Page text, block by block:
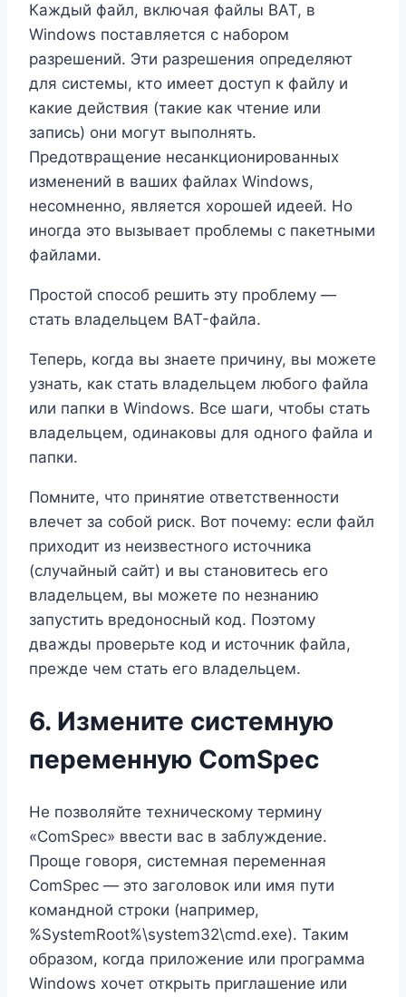
Каждый файл, включая файлы BAT, в
Windows поставляется с набором
разрешений. Эти разрешения определяют
для системы, кто имеет доступ к файлу и
какие действия (такие как чтение или
запись) они могут выполнять.
Предотвращение несанкционированных
изменений в ваших файлах Windows,
несомненно, является хорошей идеей. Но
иногда это вызывает проблемы с пакетными
файлами.
Простой способ решить эту проблему —
стать владельцем BAT-файла.
Теперь, когда вы знаете причину, вы можете
узнать, как стать владельцем любого файла
или папки в Windows. Все шаги, чтобы стать
владельцем, одинаковы для одного файла и
папки.
Помните, что принятие ответственности
влечет за собой риск. Вот почему: если файл
приходит из неизвестного источника
(случайный сайт) и вы становитесь его
владельцем, вы можете по незнанию
запустить вредоносный код. Поэтому
дважды проверьте код и источник файла,
прежде чем стать его владельцем.
6. Измените системную
переменную ComSpec
Не позволяйте техническому термину
«ComSpec» ввести вас в заблуждение.
Проще говоря, системная переменная
ComSpec — это заголовок или имя пути
командной строки (например,
%SystemRoot%\system32\cmd.exe). Таким
образом, когда приложение или программа
Windows хочет открыть приглашение или